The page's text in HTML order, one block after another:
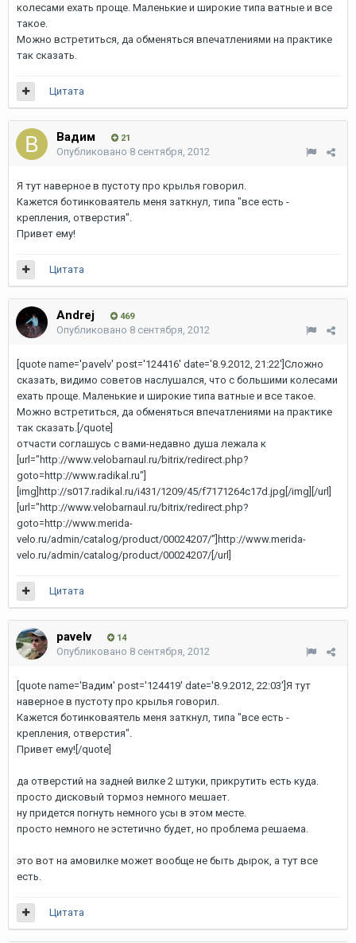
колесами ехать проще. Маленькие и широкие типа ватные и все
такое.
Можно встретиться, да обменяться впечатлениями на практике
так сказать.
Цитата
Вадим 21
Опубликовано 8 сентября, 2012
Я тут наверное в пустоту про крылья говорил.
Кажется ботинковаятель меня заткнул, типа "все есть -
крепления, отверстия".
Привет ему!
Цитата
Andrej 469
Опубликовано 8 сентября, 2012
[quote name='pavelv' post='124416' date='8.9.2012, 21:22']Сложно
сказать, видимо советов наслушался, что с большими колесами
ехать проще. Маленькие и широкие типа ватные и все такое.
Можно встретиться, да обменяться впечатлениями на практике
так сказать.[/quote]
отчасти соглашусь с вами-недавно душа лежала к
[url="http://www.velobarnaul.ru/bitrix/redirect.php?
goto=http://www.radikal.ru"]
[img]http://s017.radikal.ru/i431/1209/45/f7171264c17d.jpg[/img][/url]
[url="http://www.velobarnaul.ru/bitrix/redirect.php?
goto=http://www.merida-
velo.ru/admin/catalog/product/00024207/"]http://www.merida-
velo.ru/admin/catalog/product/00024207/[/url]
Цитата
pavelv 14
Опубликовано 8 сентября, 2012
[quote name='Вадим' post='124419' date='8.9.2012, 22:03']Я тут
наверное в пустоту про крылья говорил.
Кажется ботинковаятель меня заткнул, типа "все есть -
крепления, отверстия".
Привет ему![/quote]
да отверстий на задней вилке 2 штуки, прикрутить есть куда.
просто дисковый тормоз немного мешает.
ну придется погнуть немного усы в этом месте.
просто немного не эстетично будет, но проблема решаема.
это вот на амовилке может вообще не быть дырок, а тут все
есть.
Цитата